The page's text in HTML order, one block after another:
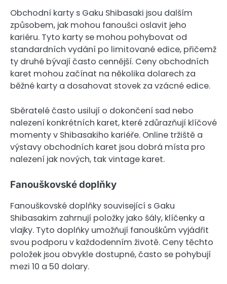
Obchodní karty s Gaku Shibasaki jsou dalším
způsobem, jak mohou fanoušci oslavit jeho
kariéru. Tyto karty se mohou pohybovat od
standardních vydání po limitované edice, přičemž
ty druhé bývají často cennější. Ceny obchodních
karet mohou začínat na několika dolarech za
běžné karty a dosahovat stovek za vzácné edice.
Sběratelé často usilují o dokončení sad nebo
nalezení konkrétních karet, které zdůrazňují klíčové
momenty v Shibasakiho kariéře. Online tržiště a
výstavy obchodních karet jsou dobrá místa pro
nalezení jak nových, tak vintage karet.
Fanouškovské doplňky
Fanouškovské doplňky související s Gaku
Shibasakim zahrnují položky jako šály, klíčenky a
vlajky. Tyto doplňky umožňují fanouškům vyjádřit
svou podporu v každodenním životě. Ceny těchto
položek jsou obvykle dostupné, často se pohybují
mezi 10 a 50 dolary.